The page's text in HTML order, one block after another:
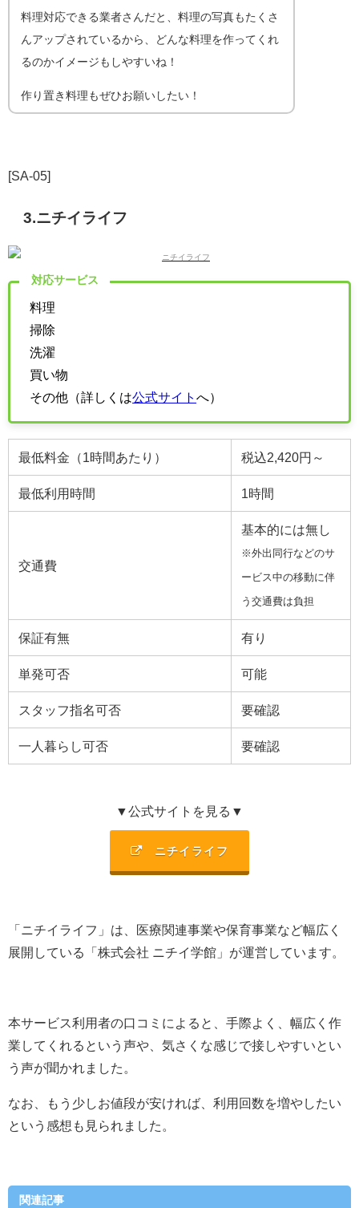
料理対応できる業者さんだと、料理の写真もたくさ
んアップされているから、どんな料理を作ってくれ
るのかイメージもしやすいね！
作り置き料理もぜひお願いしたい！
[SA-05]
3.ニチイライフ
対応サービス
料理
掃除
洗濯
買い物
その他（詳しくは公式サイト へ）
最低料金（1時間あたり） 税込2,420円～
最低利用時間 1時間
交通費
基本的には無し
※外出同行などのサ
ービス中の移動に伴
う交通費は負担
保証有無 有り
単発可否 可能
スタッフ指名可否 要確認
一人暮らし可否 要確認
▼公式サイトを見る▼
ニチイライフ
「ニチイライフ」は、
医療関連事業や保育事業など幅広く
展開 している「 株式会社 ニチイ学館 」が運営しています。
本サービス利用者の口コミによると、手際よく、幅広く作
業してくれるという声や、気さくな感じで接しやすいとい
う声が聞かれました。
なお、もう少しお値段が安ければ、利用回数を増やしたい
という感想も見られました。
関連記事